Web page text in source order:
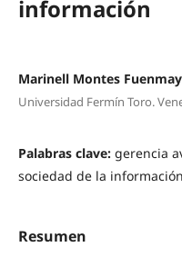
información
Marinell Montes
Universidad Fermín Toro.
Palabras clave: gerencia
sociedad de la información
Resumen